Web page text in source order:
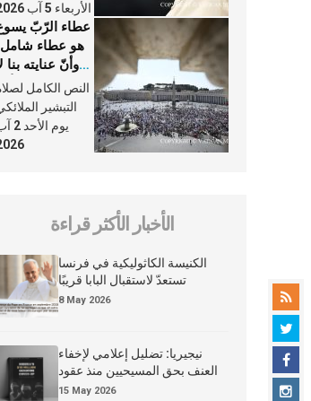
الأربعاء 5 آب 2026
عطاء الرّبّ
هو عطاء
وأنّ عنايته بنا
تغيب عنّا
النص الكامل
التبشير
يوم
الأخبار الأكثر قراءة
الكنيسة الكاثوليكية في فرنسا
تستعدّ لاستقبال البابا قريبًا
8 May 2026
نيجيريا: تضليل إعلامي لإخفاء
العنف بحق المسيحيين منذ عقود
15 May 2026